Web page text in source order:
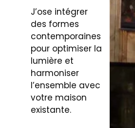
J’ose intégrer
des formes
contemporaines
pour optimiser la
lumière et
harmoniser
l’ensemble avec
votre maison
existante.